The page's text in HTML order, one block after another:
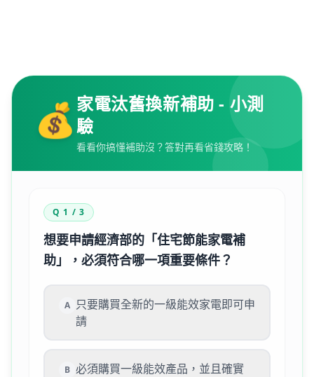
💰 家電汰舊換新補助 - 小測
驗
看看你搞懂補助沒？答對再看省錢攻略！
Q 1 / 3
想要申請經濟部的「住宅節能家電補
助」，必須符合哪一項重要條件？
A 只要購買全新的一級能效家電即可申
請
B 必須購買一級能效產品，並且確實